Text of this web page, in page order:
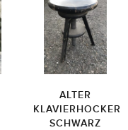
ALTER
KLAVIERHOCKER
SCHWARZ